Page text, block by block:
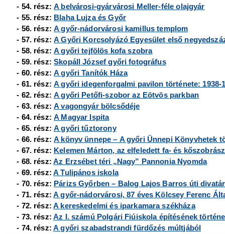
- 54. rész:A belvárosi-gyárvárosi Meller-féle olajgyár
- 55. rész: Blaha Lujza és Győr
- 56. rész:A győr-nádorvárosi kamillus templom
- 57. rész:A Győri Korcsolyázó Egyesület első
- 58. rész:A győri tejfölös kofa szobra
- 59. rész:Skopáll József győri fotográfus
- 60. rész:A győri Tanítók Háza
- 61. rész:A győri idegenforgalmi pavilon története: 1938-
- 62. rész:A győri Petőfi-szobor az Eötvös parkban
- 63. rész:A vagongyár bölcsődéje
- 64. rész:A Magyar Ispita
- 65. rész:A győri tűztorony
- 66. rész:A könyv ünnepe – A győri Ünnepi Könyvhetek
- 67. rész: Kelemen Márton, az elfeledett fa- és
- 68. rész:Az Erzsébet téri „Nagy” Pannonia Nyomda
- 69. rész:A Tulipános iskola
- 70. rész: Párizs Győrben – Balog Lajos Barros úti
- 71. rész:A győr-nádorvárosi, 87 éves Kölcsey Ferenc
- 72. rész:A kereskedelmi és iparkamara székháza
- 73. rész:Az I. számú Polgári Fiúiskola építésének
- 74. rész:A győri szabadstrandi fürdőzés múltjából